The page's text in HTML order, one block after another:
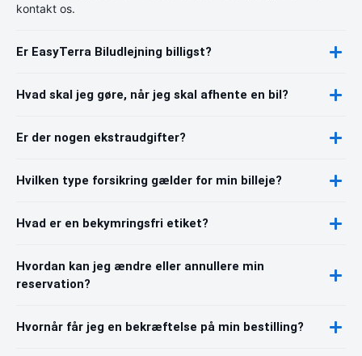
kontakt os.
Er EasyTerra Biludlejning billigst?
Hvad skal jeg gøre, når jeg skal afhente en bil?
Er der nogen ekstraudgifter?
Hvilken type forsikring gælder for min billeje?
Hvad er en bekymringsfri etiket?
Hvordan kan jeg ændre eller annullere min
reservation?
Hvornår får jeg en bekræftelse på min bestilling?